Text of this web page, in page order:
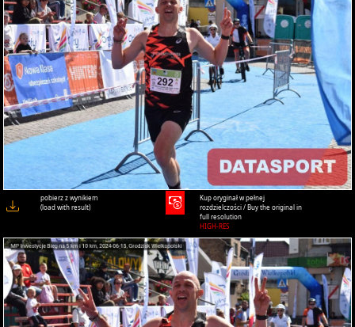
pobierz z wynikiem
(load with result)
Kup oryginał w pełnej
rozdzielczości / Buy the original in
full resolution
HIGH-RES